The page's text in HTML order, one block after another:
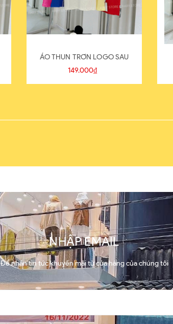
ÁO THUN TRƠN LOGO SAU
149.000₫
NHẬP EMAIL
Để nhận tin tức khuyến mãi từ cửa hàng của chúng tôi